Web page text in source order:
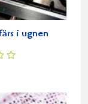
i ugnen